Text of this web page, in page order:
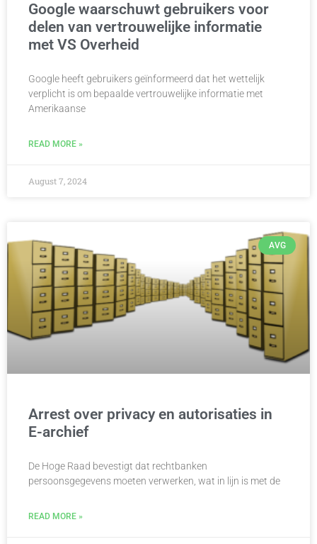
Google waarschuwt gebruikers voor
delen van vertrouwelijke informatie
met VS Overheid
Google heeft gebruikers geïnformeerd dat het wettelijk
verplicht is om bepaalde vertrouwelijke informatie met
Amerikaanse
READ MORE »
August 7, 2024
AVG
Arrest over privacy en autorisaties in
E-archief
De Hoge Raad bevestigt dat rechtbanken
persoonsgegevens moeten verwerken, wat in lijn is met de
READ MORE »